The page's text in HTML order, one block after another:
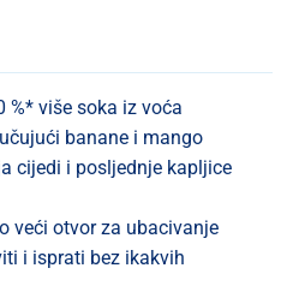
više soka iz voća
banane i mango
cijedi i posljednje kapljice
veći otvor za ubacivanje
i isprati bez ikakvih